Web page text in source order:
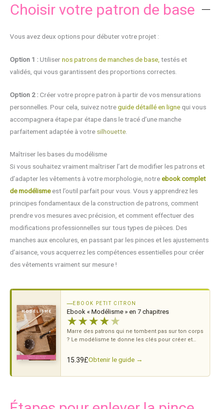
Choisir votre patron de base
Vous avez deux options pour débuter votre projet :
Option 1 :Utilisernos patrons de manches de base, testés et
validés, qui vous garantissent des proportions correctes.
Option 2 :Créer votre propre patron à partir de vos mensurations
personnelles. Pour cela, suivez notreguide détaillé en ligne qui vous
accompagnera étape par étape dans le tracé d’une manche
parfaitement adaptée à votre silhouette
Maîtriser les bases du modélisme
Si vous souhaitez vraiment maîtriser l’art de modifier les patrons et
d’adapter les vêtements à votre morphologie, notreebook complet
de modélismeest l’outil parfait pour vous. Vous y apprendrez les
principes fondamentaux de la construction de patrons, comment
prendre vos mesures avec précision, et comment effectuer des
modifications professionnelles sur tous types de pièces. Des
manches aux encolures, en passant par les pinces et les ajustements
d’aisance, vous acquerrez les compétences essentielles pour créer
des vêtements vraiment sur mesure !
EBOOK PETIT CITRON
Ebook « Modélisme » en 7 chapitres
★★★★★
Marre des patrons qui ne tombent pas sur ton corps
? Le modélisme te donne les clés pour créer et
15.39£Obtenir le guide →